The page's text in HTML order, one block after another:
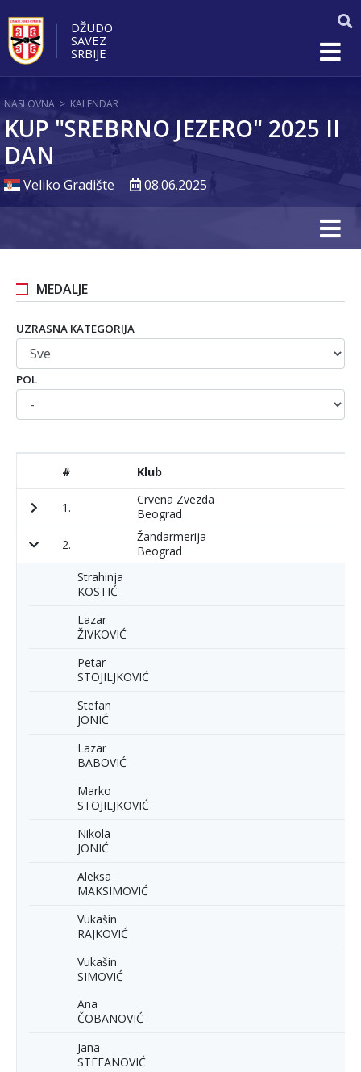
DŽUDO
SAVEZ
SRBIJE
NASLOVNA > KALENDAR
KUP "SREBRNO JEZERO" 2025 II
DAN
Veliko Gradište 08.06.2025
MEDALJE
UZRASNA KATEGORIJA
POL
# Klub
1.
Crvena Zvezda
Beograd
2.
Žandarmerija
Beograd
Strahinja
KOSTIĆ
Lazar
ŽIVKOVIĆ
Petar
STOJILJKOVIĆ
Stefan
JONIĆ
Lazar
BABOVIĆ
Marko
STOJILJKOVIĆ
Nikola
JONIĆ
Aleksa
MAKSIMOVIĆ
Vukašin
RAJKOVIĆ
Vukašin
SIMOVIĆ
Ana
ČOBANOVIĆ
Jana
STEFANOVIĆ